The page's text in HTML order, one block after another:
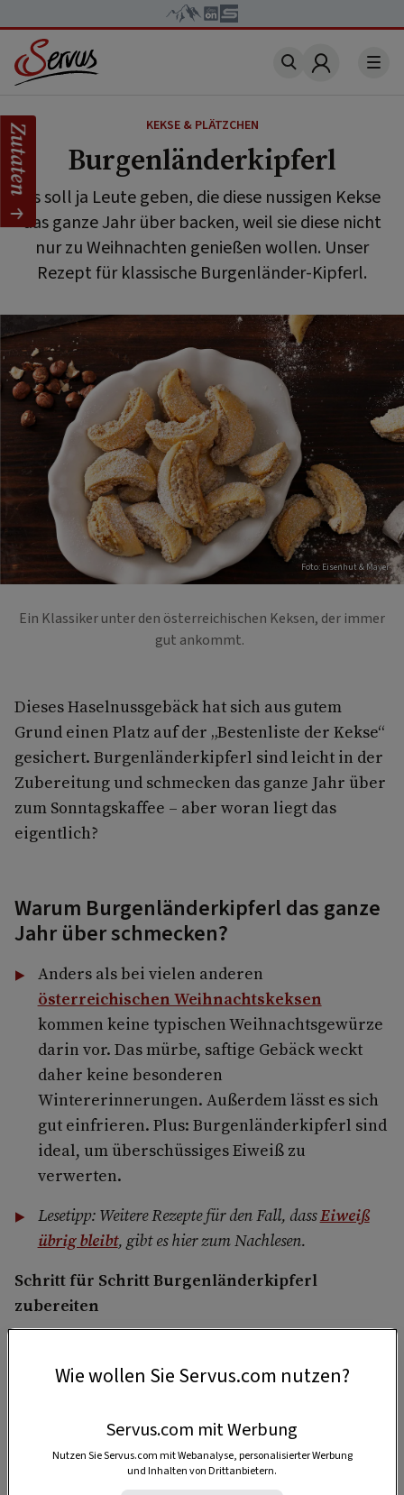
Account
KEKSE & PLÄTZCHEN
Burgenländerkipferl
Es soll ja Leute geben, die diese nussigen Kekse
das ganze Jahr über backen, weil sie diese nicht
nur zu Weihnachten genießen wollen. Unser
Rezept für klassische Burgenländer-Kipferl.
Foto: Eisenhut & Mayer
Ein Klassiker unter den österreichischen Keksen, der immer
gut ankommt.
Dieses Haselnussgebäck hat sich aus gutem
Grund einen Platz auf der „Bestenliste der Kekse“
gesichert. Burgenländerkipferl sind leicht in der
Zubereitung und schmecken das ganze Jahr über
zum Sonntagskaffee – aber woran liegt das
eigentlich?
Warum Burgenländerkipferl das ganze
Jahr über schmecken?
Anders als bei vielen anderen
österreichischen Weihnachtskeksen
kommen keine typischen Weihnachtsgewürze
darin vor. Das mürbe, saftige Gebäck weckt
daher keine besonderen
Wintererinnerungen. Außerdem lässt es sich
gut einfrieren. Plus: Burgenländerkipferl sind
ideal, um überschüssiges Eiweiß zu
verwerten.
Lesetipp: Weitere Rezepte für den Fall, dassEiweiß
übrig bleibt, gibt es hier zum Nachlesen.
Schritt für Schritt Burgenländerkipferl
zubereiten
DieBurgenländische Seminarbäuerin Nina
Lederer
zeigt uns im Video, wie die mürben
Kipferl gelingen und verrät auch ihre besten
einfach mit Mandeln aus, die viele Menschen
besser vertragen.
Zutaten
Wie wollen Sie Servus.com nutzen?
Servus.com mit Werbung
Nutzen Sie Servus.com mit Webanalyse, personalisierter Werbung
und Inhalten von Drittanbietern.